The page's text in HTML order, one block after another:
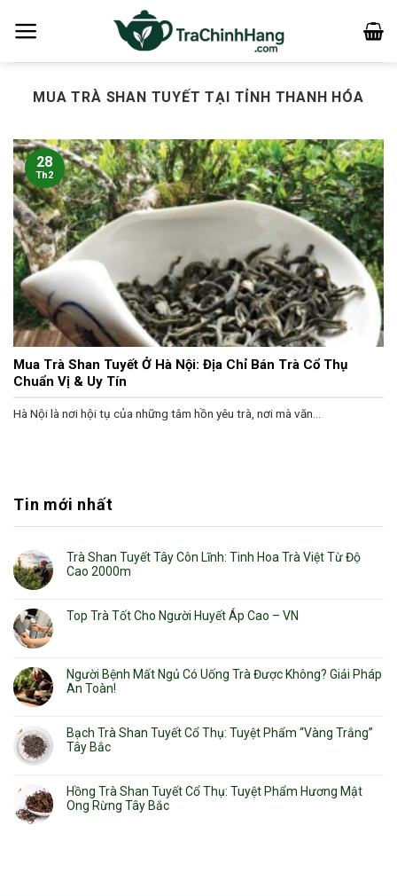
qua
MUA TRÀ SHAN TUYẾT TẠI TỈNH THANH HÓA
Mua Trà Shan Tuyết Ở Hà Nội: Địa Chỉ Bán Trà Cổ Thụ
Chuẩn Vị & Uy Tín
Hà Nội là nơi hội tụ của những tâm hồn yêu trà, nơi mà văn...
28
Th2
Tin mới nhất
Trà Shan Tuyết Tây Côn Lĩnh: Tinh Hoa Trà Việt Từ Độ
Cao 2000m
Top Trà Tốt Cho Người Huyết Áp Cao – VN
Người Bệnh Mất Ngủ Có Uống Trà Được Không? Giải Pháp
An Toàn!
Bạch Trà Shan Tuyết Cổ Thụ: Tuyệt Phẩm “Vàng Trắng”
Tây Bắc
Hồng Trà Shan Tuyết Cổ Thụ: Tuyệt Phẩm Hương Mật
Ong Rừng Tây Bắc